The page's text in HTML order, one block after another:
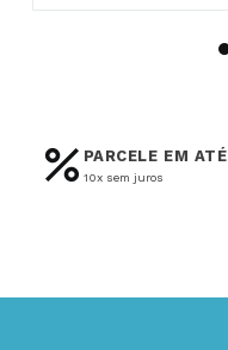
PARCELE EM ATÉ
10x sem juros